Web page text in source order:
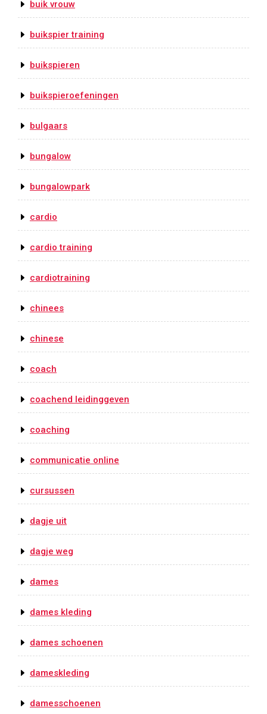
buik vrouw
buikspier training
buikspieren
buikspieroefeningen
bulgaars
bungalow
bungalowpark
cardio
cardio training
cardiotraining
chinees
chinese
coach
coachend leidinggeven
coaching
communicatie online
cursussen
dagje uit
dagje weg
dames
dames kleding
dames schoenen
dameskleding
damesschoenen